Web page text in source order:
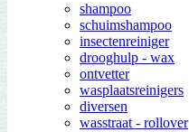
shampoo
schuimshampoo
insectenreiniger
drooghulp - wax
ontvetter
wasplaatsreinigers
diversen
wasstraat - rollover